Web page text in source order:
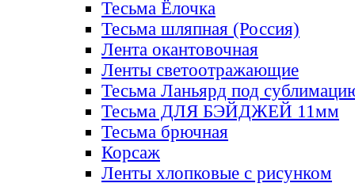
Тесьма Ёлочка
Тесьма шляпная (Россия)
Лента окантовочная
Ленты светоотражающие
Тесьма Ланьярд под
Тесьма ДЛЯ БЭЙДЖЕЙ 11мм
Тесьма брючная
Корсаж
Ленты хлопковые с рисунком